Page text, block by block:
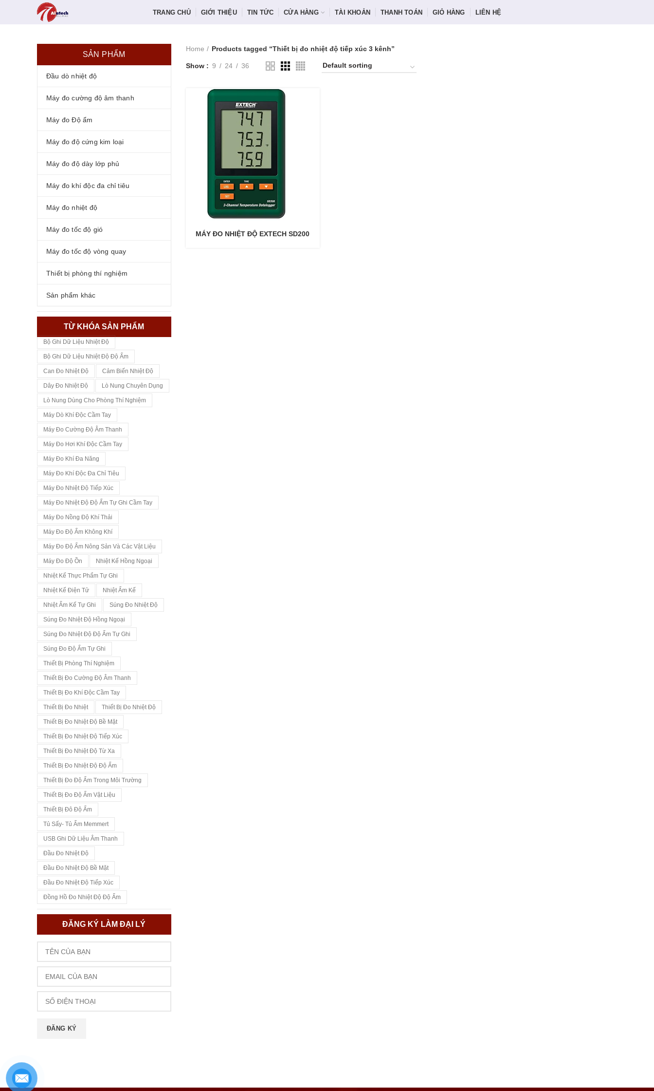
TRANG CHỦ GIỚI THIỆU TIN TỨC CỬA HÀNG TÀI KHOẢN THANH TOÁN GIỎ HÀNG LIÊN HỆ
Home Products tagged “Thiết bị đo nhiệt độ tiếp xúc 3 kênh”
Show 9 24 36
MÁY ĐO NHIỆT ĐỘ EXTECH SD200
SẢN PHẨM
Đầu dò nhiệt độ
Máy đo cường độ âm thanh
Máy đo Độ ẩm
Máy đo độ cứng kim loại
Máy đo độ dày lớp phủ
Máy đo khí độc đa chỉ tiêu
Máy đo nhiệt độ
Máy đo tốc độ gió
Máy đo tốc độ vòng quay
Thiết bị phòng thí nghiệm
Sản phẩm khác
TỪ KHÓA SẢN PHẨM
Bộ Ghi Dữ Liệu Nhiệt Độ
Bộ Ghi Dữ Liệu Nhiệt Độ Độ Ẩm
Can Đo Nhiệt Độ Cảm Biến Nhiệt Độ
Dây Đo Nhiệt Độ Lò Nung Chuyên Dụng
Lò Nung Dùng Cho Phòng Thí Nghiệm
Máy Dò Khí Độc Cầm Tay
Máy Đo Cường Độ Âm Thanh
Máy Đo Hơi Khí Độc Cầm Tay
Máy Đo Khí Đa Năng
Máy Đo Khí Độc Đa Chỉ Tiêu
Máy Đo Nhiệt Độ Tiếp Xúc
Máy Đo Nhiệt Độ Độ Ẩm Tự Ghi Cầm Tay
Máy Đo Nồng Độ Khí Thải
Máy Đo Độ Ẩm Không Khí
Máy Đo Độ Ẩm Nông Sản Và Các Vật Liệu
Máy Đo Độ Ồn Nhiệt Kế Hồng Ngoại
Nhiệt Kế Thực Phẩm Tự Ghi
Nhiệt Kế Điện Tử Nhiệt Ẩm Kế
Nhiệt Ẩm Kế Tự Ghi Súng Đo Nhiệt Độ
Súng Đo Nhiệt Độ Hồng Ngoại
Súng Đo Nhiệt Độ Độ Ẩm Tự Ghi
Súng Đo Độ Ẩm Tự Ghi
Thiết Bị Phòng Thí Nghiệm
Thiết Bị Đo Cường Độ Âm Thanh
Thiết Bị Đo Khí Độc Cầm Tay
Thiết Bị Đo Nhiệt Thiết Bị Đo Nhiệt Độ
Thiết Bị Đo Nhiệt Độ Bề Mặt
Thiết Bị Đo Nhiệt Độ Tiếp Xúc
Thiết Bị Đo Nhiệt Độ Từ Xa
Thiết Bị Đo Nhiệt Độ Độ Ẩm
Thiết Bị Đo Độ Ẩm Trong Môi Trường
Thiết Bị Đo Độ Ẩm Vật Liệu
Thiết Bị Đô Độ Ẩm
Tủ Sấy- Tủ Ấm Memmert
USB Ghi Dữ Liệu Âm Thanh
Đầu Đo Nhiệt Độ
Đầu Đo Nhiệt Độ Bề Mặt
Đầu Đo Nhiệt Độ Tiếp Xúc
Đồng Hồ Đo Nhiệt Độ Độ Ẩm
ĐĂNG KÝ LÀM ĐẠI LÝ